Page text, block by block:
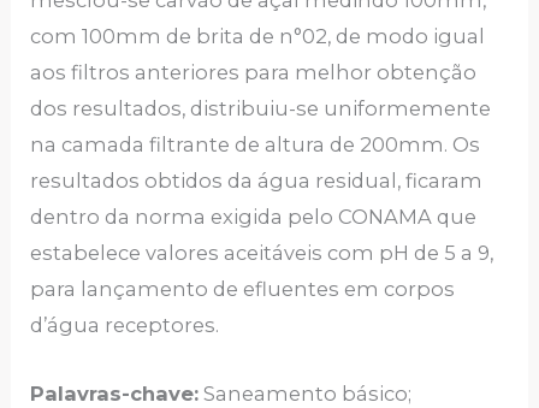
com 100mm de brita de n°02, de modo igual
aos filtros anteriores para melhor obtenção
dos resultados, distribuiu-se uniformemente
na camada filtrante de altura de 200mm. Os
resultados obtidos da água residual, ficaram
dentro da norma exigida pelo CONAMA que
estabelece valores aceitáveis com pH de 5 a 9,
para lançamento de efluentes em corpos
d’água receptores.
Palavras-chave: Saneamento básico;